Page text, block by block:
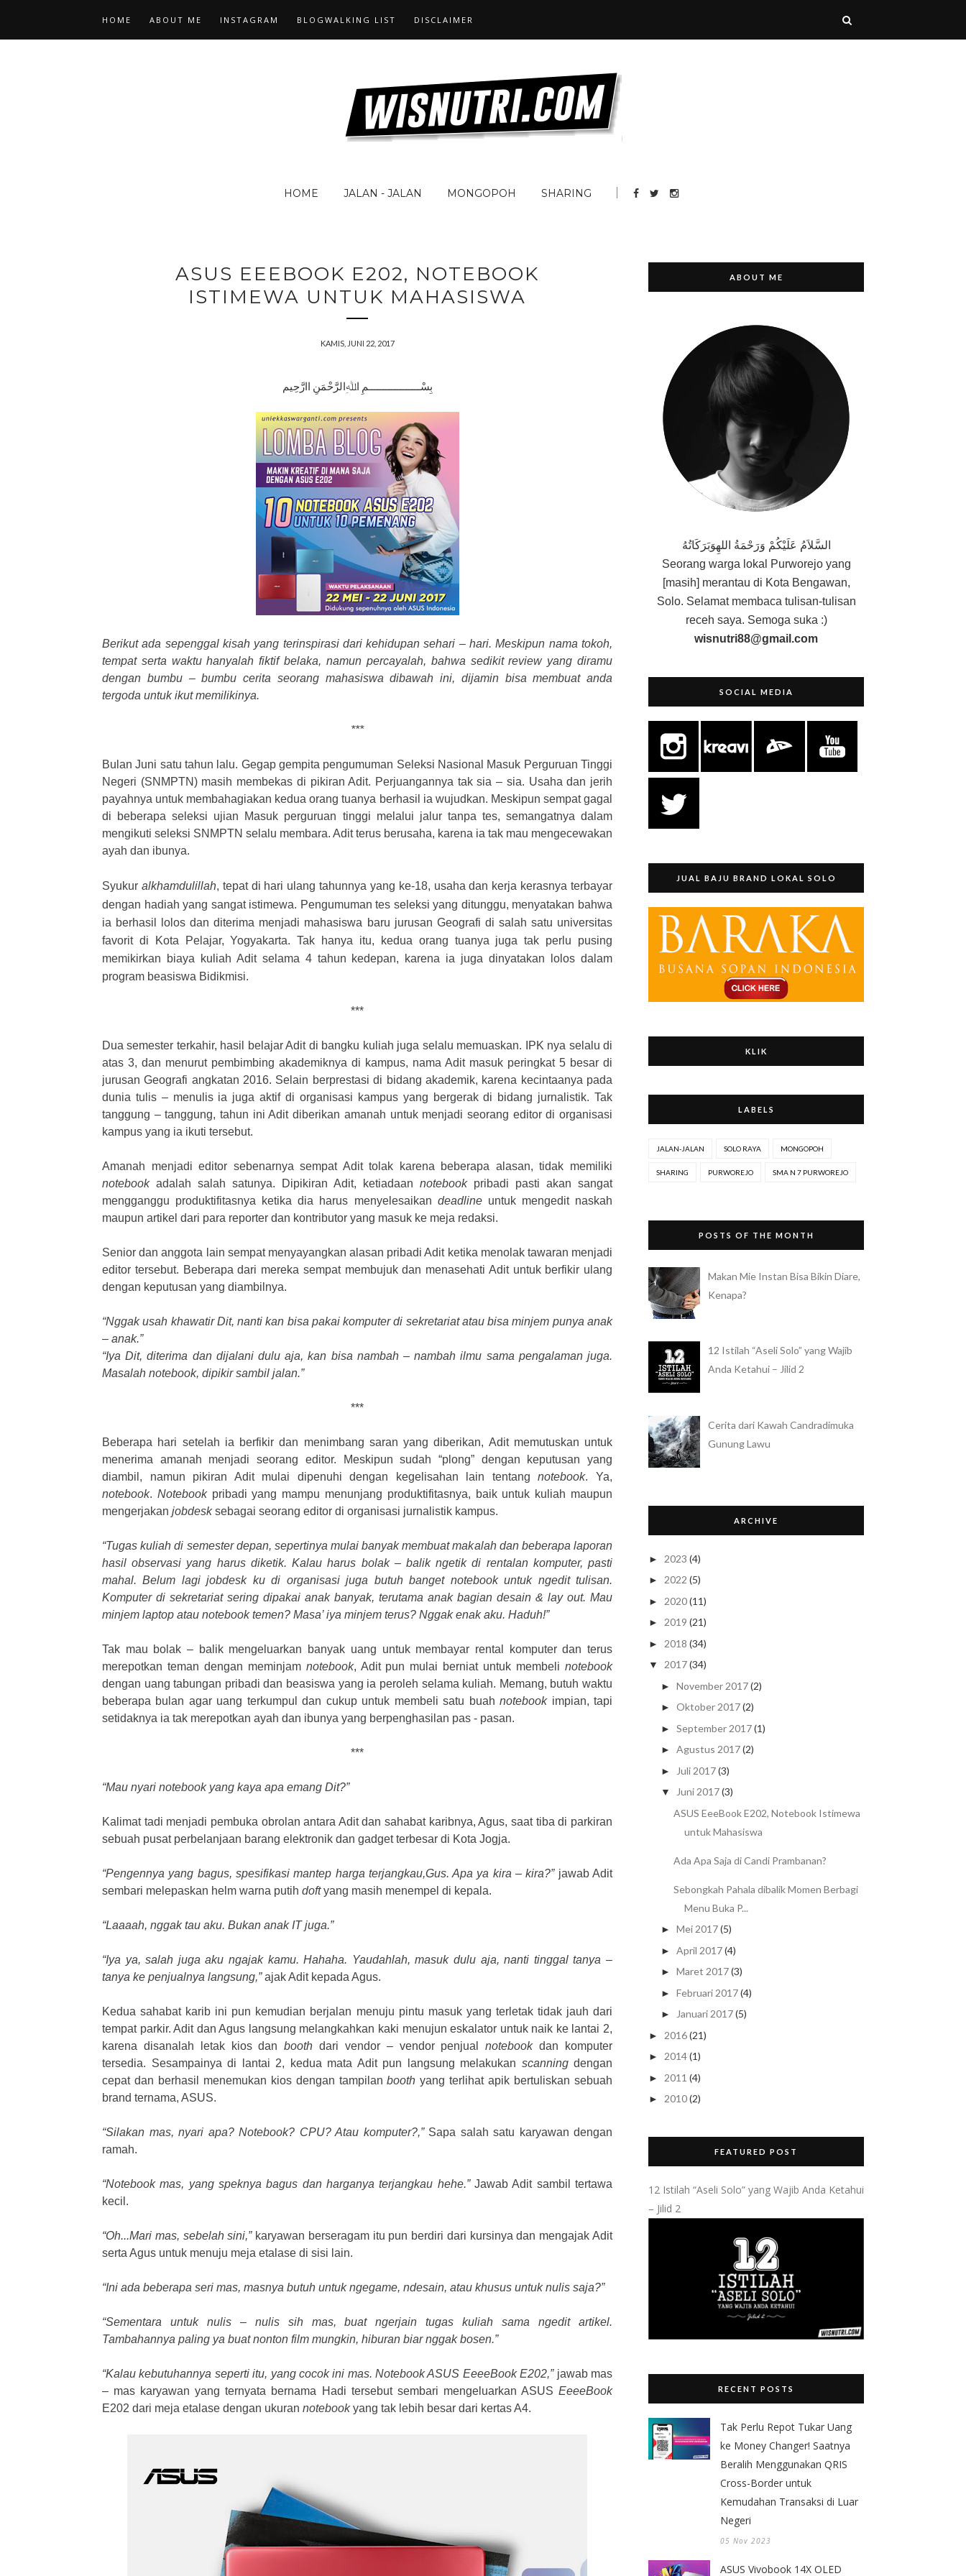
HOME ABOUT ME INSTAGRAM BLOGWALKING LIST DISCLAIMER
HOME JALAN - JALAN MONGOPOH SHARING
ASUS EEEBOOK E202, NOTEBOOK
ISTIMEWA UNTUK MAHASISWA
KAMIS, JUNI 22, 2017
بِسْــــــــــــــــــمِ اﷲِالرَّحْمَنِ اارَّحِيم
Berikut ada sepenggal kisah yang terinspirasi dari kehidupan sehari – hari. Meskipun nama tokoh,
tempat serta waktu hanyalah fiktif belaka, namun percayalah, bahwa sedikit review yang diramu
dengan bumbu – bumbu cerita seorang mahasiswa dibawah ini, dijamin bisa membuat anda
tergoda untuk ikut memilikinya.
***
Bulan Juni satu tahun lalu. Gegap gempita pengumuman Seleksi Nasional Masuk Perguruan Tinggi
Negeri (SNMPTN) masih membekas di pikiran Adit. Perjuangannya tak sia – sia. Usaha dan jerih
payahnya untuk membahagiakan kedua orang tuanya berhasil ia wujudkan. Meskipun sempat gagal
di beberapa seleksi ujian Masuk perguruan tinggi melalui jalur tanpa tes, semangatnya dalam
mengikuti seleksi SNMPTN selalu membara. Adit terus berusaha, karena ia tak mau mengecewakan
ayah dan ibunya.
Syukur alkhamdulillah, tepat di hari ulang tahunnya yang ke-18, usaha dan kerja kerasnya terbayar
dengan hadiah yang sangat istimewa. Pengumuman tes seleksi yang ditunggu, menyatakan bahwa
ia berhasil lolos dan diterima menjadi mahasiswa baru jurusan Geografi di salah satu universitas
favorit di Kota Pelajar, Yogyakarta. Tak hanya itu, kedua orang tuanya juga tak perlu pusing
memikirkan biaya kuliah Adit selama 4 tahun kedepan, karena ia juga dinyatakan lolos dalam
program beasiswa Bidikmisi.
***
Dua semester terkahir, hasil belajar Adit di bangku kuliah juga selalu memuaskan. IPK nya selalu di
atas 3, dan menurut pembimbing akademiknya di kampus, nama Adit masuk peringkat 5 besar di
jurusan Geografi angkatan 2016. Selain berprestasi di bidang akademik, karena kecintaanya pada
dunia tulis – menulis ia juga aktif di organisasi kampus yang bergerak di bidang jurnalistik. Tak
tanggung – tanggung, tahun ini Adit diberikan amanah untuk menjadi seorang editor di organisasi
kampus yang ia ikuti tersebut.
Amanah menjadi editor sebenarnya sempat Adit tolak karena beberapa alasan, tidak memiliki
notebookadalah salah satunya. Dipikiran Adit, ketiadaan notebookpribadi pasti akan sangat
mengganggu produktifitasnya ketika dia harus menyelesaikan deadlineuntuk mengedit naskah
maupun artikel dari para reporter dan kontributor yang masuk ke meja redaksi.
Senior dan anggota lain sempat menyayangkan alasan pribadi Adit ketika menolak tawaran menjadi
editor tersebut. Beberapa dari mereka sempat membujuk dan menasehati Adit untuk berfikir ulang
dengan keputusan yang diambilnya.
“Nggak usah khawatir Dit, nanti kan bisa pakai komputer di sekretariat atau bisa minjem punya anak
– anak.”
“Iya Dit, diterima dan dijalani dulu aja, kan bisa nambah – nambah ilmu sama pengalaman juga.
Masalah notebook, dipikir sambil jalan.”
***
Beberapa hari setelah ia berfikir dan menimbang saran yang diberikan, Adit memutuskan untuk
menerima amanah menjadi seorang editor. Meskipun sudah “plong” dengan keputusan yang
diambil, namun pikiran Adit mulai dipenuhi dengan kegelisahan lain tentangnotebook. Ya,
notebook. Notebookpribadi yang mampu menunjang produktifitasnya, baik untuk kuliah maupun
mengerjakan jobdesksebagai seorang editor di organisasi jurnalistik kampus.
“Tugas kuliah di semester depan, sepertinya mulai banyak membuat makalah dan beberapa laporan
hasil observasi yang harus diketik. Kalau harus bolak – balik ngetik di rentalan komputer, pasti
mahal. Belum lagi jobdesk ku di organisasi juga butuh banget notebook untuk ngedit tulisan.
Komputer di sekretariat sering dipakai anak banyak, terutama anak bagian desain & lay out. Mau
minjem laptop atau notebook temen? Masa’ iya minjem terus? Nggak enak aku. Haduh!”
Tak mau bolak – balik mengeluarkan banyak uang untuk membayar rental komputer dan terus
merepotkan teman dengan meminjam notebook, Adit pun mulai berniat untuk membelinotebook
dengan uang tabungan pribadi dan beasiswa yang ia peroleh selama kuliah. Memang, butuh waktu
beberapa bulan agar uang terkumpul dan cukup untuk membeli satu buahnotebookimpian, tapi
setidaknya ia tak merepotkan ayah dan ibunya yang berpenghasilan pas - pasan.
***
“Mau nyari notebook yang kaya apa emang Dit?”
Kalimat tadi menjadi pembuka obrolan antara Adit dan sahabat karibnya, Agus, saat tiba di parkiran
sebuah pusat perbelanjaan barang elektronik dan gadget terbesar di Kota Jogja.
“Pengennya yang bagus, spesifikasi mantep harga terjangkau,Gus. Apa ya kira – kira?”jawab Adit
sembari melepaskan helm warna putih doftyang masih menempel di kepala.
“Laaaah, nggak tau aku. Bukan anak IT juga.”
“Iya ya, salah juga aku ngajak kamu. Hahaha. Yaudahlah, masuk dulu aja, nanti tinggal tanya –
tanya ke penjualnya langsung,”ajak Adit kepada Agus.
Kedua sahabat karib ini pun kemudian berjalan menuju pintu masuk yang terletak tidak jauh dari
tempat parkir. Adit dan Agus langsung melangkahkan kaki menujun eskalator untuk naik ke lantai 2,
karena disanalah letak kios danbooth dari vendor – vendor penjualnotebookdan komputer
tersedia. Sesampainya di lantai 2, kedua mata Adit pun langsung melakukan scanning dengan
cepat dan berhasil menemukan kios dengan tampilanbooth yang terlihat apik bertuliskan sebuah
brand ternama, ASUS.
“Silakan mas, nyari apa? Notebook? CPU? Atau komputer?,” Sapa salah satu karyawan dengan
ramah.
“Notebook mas, yang speknya bagus dan harganya terjangkau hehe.”Jawab Adit sambil tertawa
kecil.
“Oh...Mari mas, sebelah sini,”karyawan berseragam itu pun berdiri dari kursinya dan mengajak Adit
serta Agus untuk menuju meja etalase di sisi lain.
“Ini ada beberapa seri mas, masnya butuh untuk ngegame, ndesain, atau khusus untuk nulis saja?”
“Sementara untuk nulis – nulis sih mas, buat ngerjain tugas kuliah sama ngedit artikel.
Tambahannya paling ya buat nonton film mungkin, hiburan biar nggak bosen.”
“Kalau kebutuhannya seperti itu, yang cocok ini mas. Notebook ASUS EeeeBook E202,” jawab mas
– mas karyawan yang ternyata bernama Hadi tersebut sembari mengeluarkan ASUS EeeeBook
E202 dari meja etalase dengan ukuran notebookyang tak lebih besar dari kertas A4.
ABOUT ME
السَّلاَمُ عَلَيْكُمْ وَرَحْمَةُ اللهِوَبَرَكَاتُهُ
Seorang warga lokal Purworejo yang
[masih] merantau di Kota Bengawan,
Solo. Selamat membaca tulisan-tulisan
receh saya. Semoga suka :)
wisnutri88@gmail.com
SOCIAL MEDIA
JUAL BAJU BRAND LOKAL SOLO
KLIK
LABELS
JALAN-JALAN SOLO RAYA MONGOPOH
SHARING PURWOREJO SMA N 7 PURWOREJO
POSTS OF THE MONTH
Makan Mie Instan Bisa Bikin Diare,
Kenapa?
12 Istilah “Aseli Solo” yang Wajib
Anda Ketahui – Jilid 2
Cerita dari Kawah Candradimuka
Gunung Lawu
ARCHIVE
► 2023 (4)
► 2022 (5)
► 2020(11)
► 2019 (21)
► 2018 (34)
▼ 2017(34)
► November 2017(2)
► Oktober 2017(2)
► September 2017(1)
► Agustus 2017(2)
► Juli 2017(3)
▼ Juni 2017(3)
ASUS EeeBook E202, Notebook Istimewa
untuk Mahasiswa
Ada Apa Saja di Candi Prambanan?
Sebongkah Pahala dibalik Momen Berbagi
Menu Buka P...
► Mei 2017(5)
► April 2017(4)
► Maret 2017(3)
► Februari 2017(4)
► Januari 2017(5)
► 2016(21)
► 2014(1)
► 2011 (4)
► 2010(2)
FEATURED POST
12 Istilah “Aseli Solo” yang Wajib Anda Ketahui
– Jilid 2
RECENT POSTS
Tak Perlu Repot Tukar Uang
ke Money Changer! Saatnya
Beralih Menggunakan QRIS
Cross-Border untuk
Kemudahan Transaksi di Luar
Negeri
05 Nov 2023
ASUS Vivobook 14X OLED